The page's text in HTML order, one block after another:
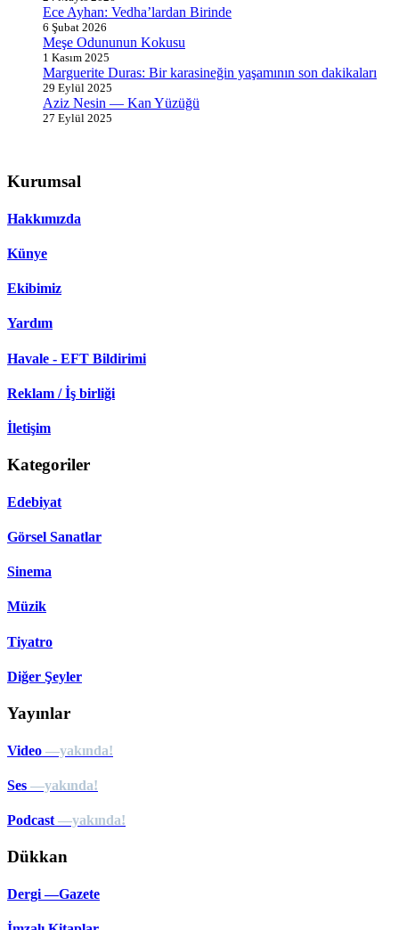
Ece Ayhan: Vedha’lardan Birinde
6 Şubat 2026
Meşe Odununun Kokusu
1 Kasım 2025
Marguerite Duras: Bir karasineğin yaşamının son dakikaları
29 Eylül 2025
Aziz Nesin — Kan Yüzüğü
27 Eylül 2025
Kurumsal
Hakkımızda
Künye
Ekibimiz
Yardım
Havale - EFT Bildirimi
Reklam / İş birliği
İletişim
Kategoriler
Edebiyat
Görsel Sanatlar
Sinema
Müzik
Tiyatro
Diğer Şeyler
Yayınlar
Video —yakında!
Ses —yakında!
Podcast —yakında!
Dükkan
Dergi —Gazete